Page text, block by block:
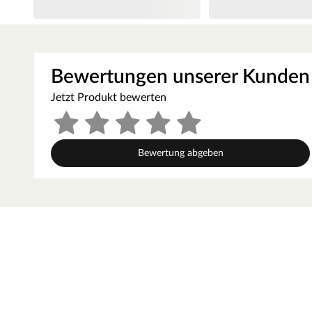
Bewertungen unserer Kunden
Jetzt Produkt bewerten
Bewertung abgeben